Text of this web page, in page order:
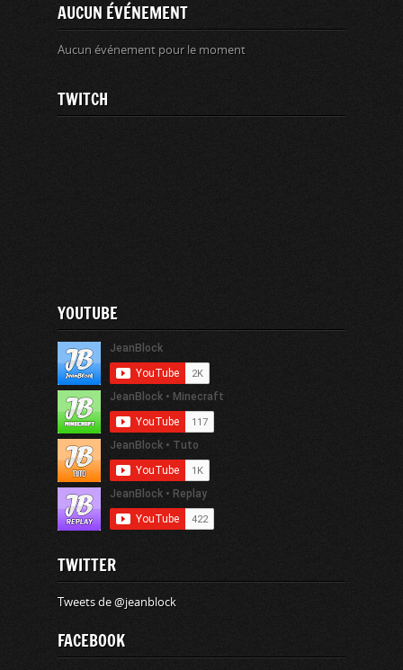
AUCUN ÉVÉNEMENT
Aucun événement pour le moment
TWITCH
YOUTUBE
TWITTER
Tweets de @jeanblock
FACEBOOK